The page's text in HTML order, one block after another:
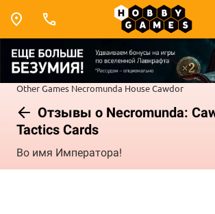
Other Games Necromunda House Cawdor
Отзывы о Necromunda:
Tactics Cards
Во имя Императора!